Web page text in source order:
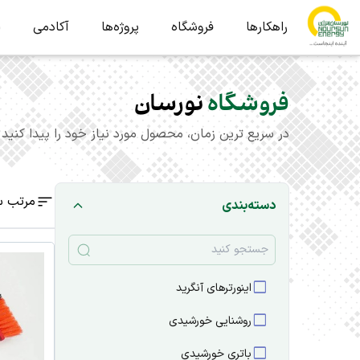
راهکارها فروشگاه پروژه‌ها آکادمی
فروشگاهنورسان
در سریع ترین زمان، محصول مورد نیاز خود را پیدا کنید
دسته‌بندی
check_box_outline_blankاینورترهای آنگرید
check_box_outline_blankروشنایی خورشیدی
check_box_outline_blankباتری خورشیدی
مرتب